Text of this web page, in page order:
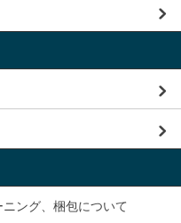
ング、梱包について